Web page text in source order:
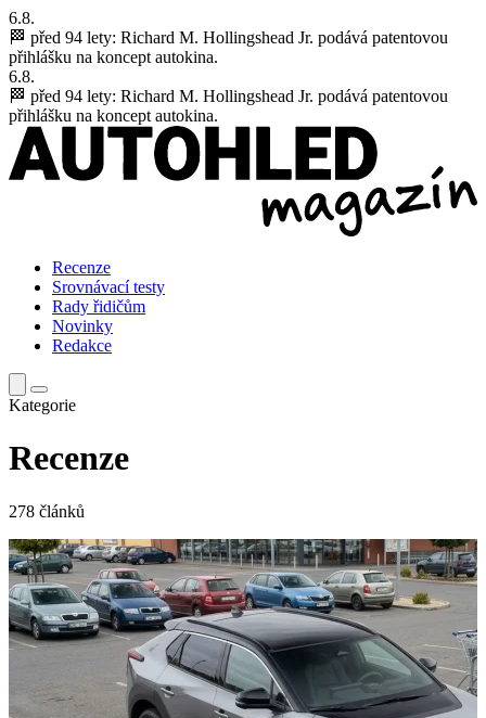
6.8.
🏁 před 94 lety: Richard M. Hollingshead Jr. podává patentovou
přihlášku na koncept autokina.
6.8.
🏁 před 94 lety: Richard M. Hollingshead Jr. podává patentovou
přihlášku na koncept autokina.
Recenze
Srovnávací testy
Rady řidičům
Novinky
Redakce
Kategorie
Recenze
278 článků